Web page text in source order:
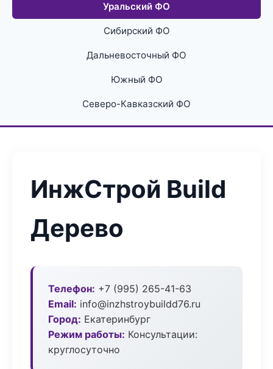
Уральский ФО
Сибирский ФО
Дальневосточный ФО
Южный ФО
Северо-Кавказский ФО
ИнжСтрой Build
Дерево
Телефон: +7 (995) 265-41-63
Email: info@inzhstroybuildd76.ru
Город: Екатеринбург
Режим работы: Консультации:
круглосуточно